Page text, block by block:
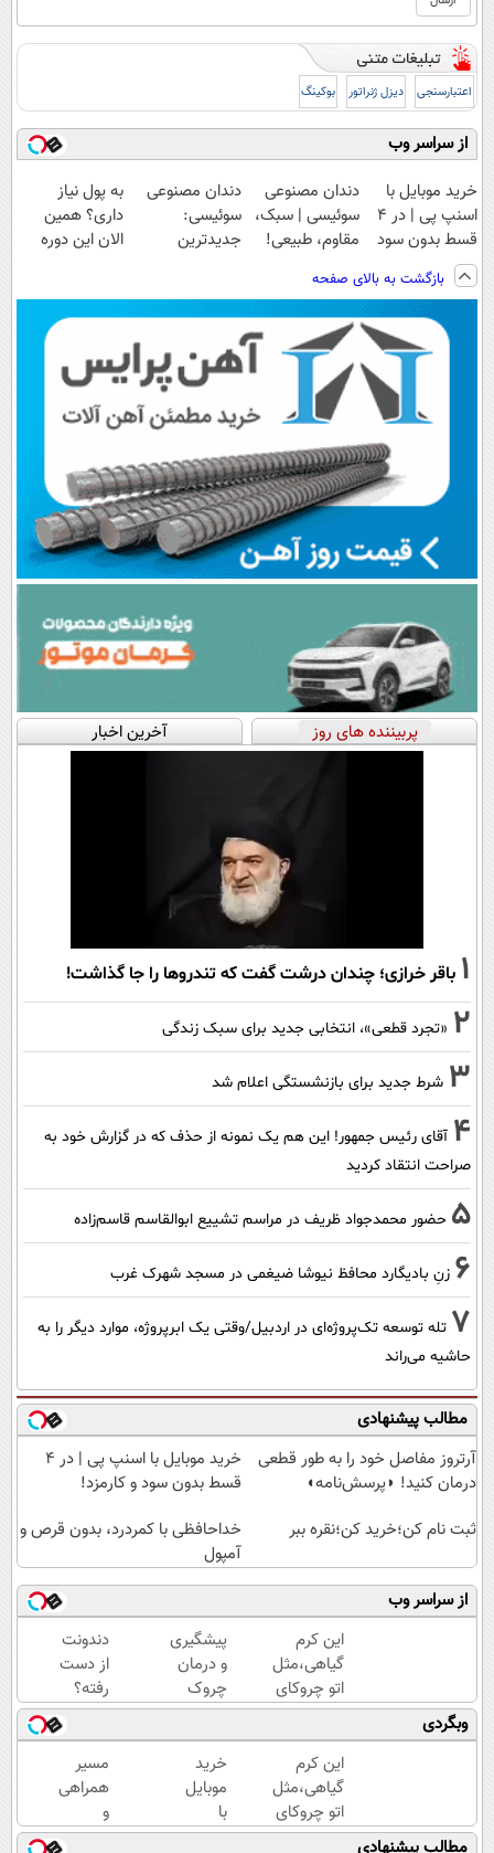
اعتبارسنجی دیزل ژنراتور بوکینگ
از سراسر وب
خرید موبایل با
اسنپ پی | در ۴
قسط بدون سود
و کارمزد!
دندان مصنوعی
سوئیسی | سبک،
مقاوم، طبیعی!
رایگان+پرداخت
اقساطی😍
دندان مصنوعی
سوئیسی:
جدیدترین
پرداخت قسطی
به پول نیاز
داری؟ همین
الان این دوره
بازگشت به بالای صفحه
پربیننده های روز آخرین اخبار
1 باقر خرازی؛ چندان درشت گفت که تندروها را جا گذاشت!
2 «تجرد قطعی»، انتخابی جدید برای سبک زندگی
3 شرط جدید برای بازنشستگی اعلام شد
4 آقای رئیس جمهور! این هم یک نمونه از حذف که در گزارش خود به
صراحت انتقاد کردید
5 حضور محمدجواد ظریف در مراسم تشییع ابوالقاسم قاسم‌زاده
6 زنِ بادیگارد محافظ نیوشا ضیغمی در مسجد شهرک غرب
7 تله توسعه تک‌پروژه‌ای در اردبیل/وقتی یک ابرپروژه، موارد دیگر را به
حاشیه می‌راند
مطالب پیشنهادی
آرتروز مفاصل خود را به طور قطعی
درمان کنید! ◗پرسش‌نامه◖
خرید موبایل با اسنپ پی | در ۴
قسط بدون سود و کارمزد!
ثبت نام کن؛خرید کن؛نقره ببر
خداحافظی با کمردرد، بدون قرص و
آمپول
از سراسر وب
این کرم
گیاهی،مثل
اتو چروکای
پوستتوصاف
میکنه!50%تخفیف
پیشگیری
و درمان
چروک
های
پوستی با
این
روش
امن
دندونت
از دست
رفته؟
وقت
ایمپلنت
دیجیتاله
وبگردی
این کرم
گیاهی،مثل
اتو چروکای
پوستتوصاف
خرید
موبایل
با
اسنپ
مسیر
همراهی
و
گزارش
مطالب پیشنهادی